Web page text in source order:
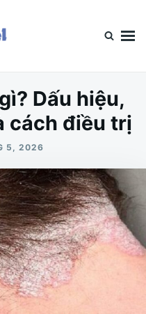
Dấu hiệu,
cách điều trị
5, 2026